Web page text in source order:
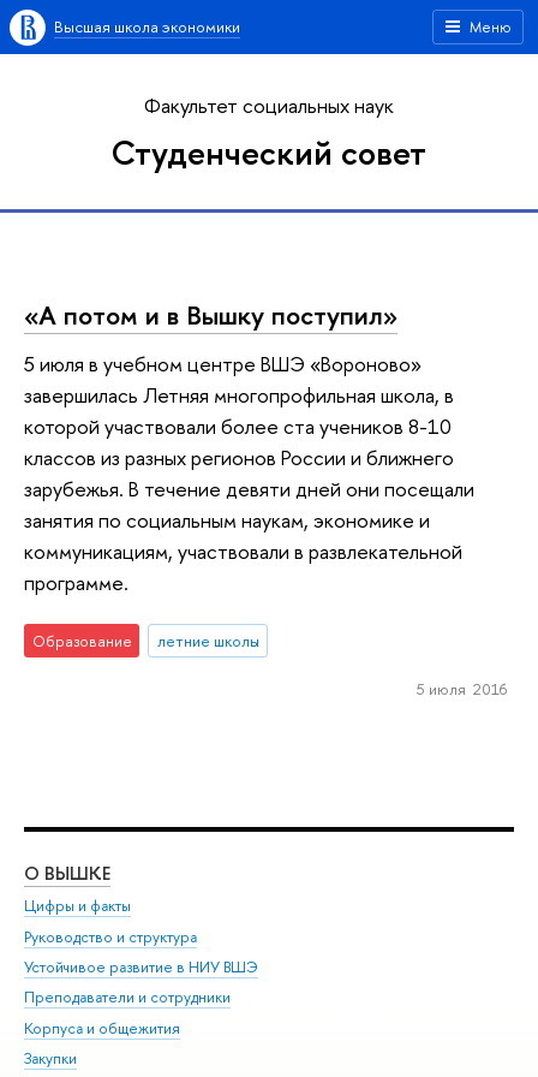
Меню
Высшая школа экономики
Факультет социальных наук
Студенческий совет
«А потом и в Вышку поступил»
5 июля в учебном центре ВШЭ «Вороново»
завершилась Летняя многопрофильная школа, в
которой участвовали более ста учеников 8-10
классов из разных регионов России и ближнего
зарубежья. В течение девяти дней они посещали
занятия по социальным наукам, экономике и
коммуникациям, участвовали в развлекательной
программе.
Образование летние школы
5 июля 2016
О ВЫШКЕ
Цифры и факты
Руководство и структура
Устойчивое развитие в НИУ ВШЭ
Преподаватели и сотрудники
Корпуса и общежития
Закупки